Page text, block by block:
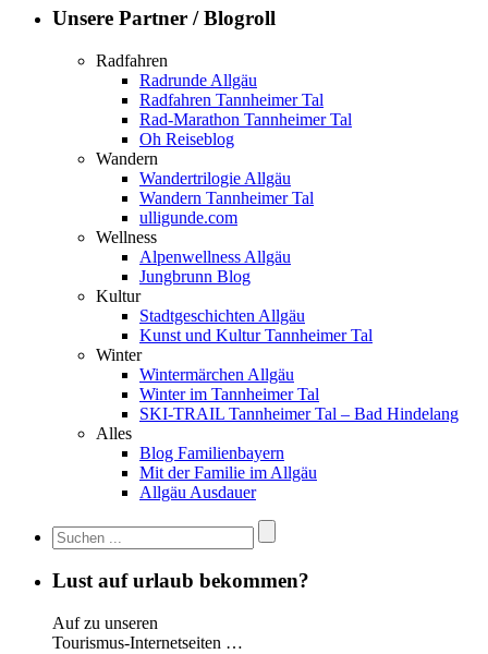
Unsere Partner / Blogroll
Radfahren
Radrunde Allgäu
Radfahren Tannheimer Tal
Rad-Marathon Tannheimer Tal
Oh Reiseblog
Wandern
Wandertrilogie Allgäu
Wandern Tannheimer Tal
ulligunde.com
Wellness
Alpenwellness Allgäu
Jungbrunn Blog
Kultur
Stadtgeschichten Allgäu
Kunst und Kultur Tannheimer Tal
Winter
Wintermärchen Allgäu
Winter im Tannheimer Tal
SKI-TRAIL Tannheimer Tal – Bad Hindelang
Alles
Blog Familienbayern
Mit der Familie im Allgäu
Allgäu Ausdauer
Lust auf urlaub bekommen?
Auf zu unseren
Tourismus-Internetseiten …